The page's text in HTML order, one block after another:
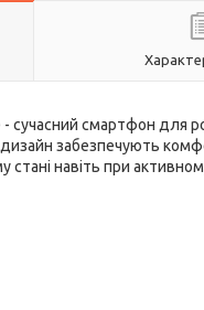
смартфон для
забезпечують
стані навіть при